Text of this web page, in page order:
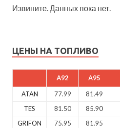
Извините. Данных пока нет.
ЦЕНЫ НА ТОПЛИВО
A92 A95
ATAN 77.99 81.49
TES
81.50 85.90
GRIFON
75.95 81.95